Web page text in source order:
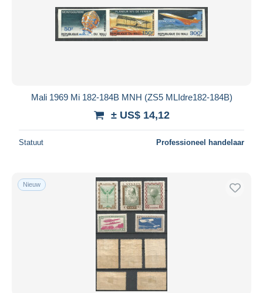
Toepassen
Mali 1969 Mi 182-184B MNH (ZS5 MLIdre182-184B)
± US$ 14,12
Statuut Professioneel handelaar
Nieuw